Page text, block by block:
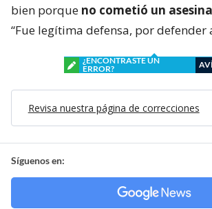
bien porque no cometió un
“Fue legítima defensa, por defender
¿ENCONTRASTE UN
ERROR?
Revisa nuestra página de correcciones
Síguenos en: